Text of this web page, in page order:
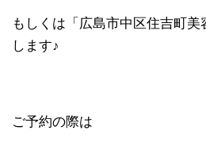
もしくは「広島市中区住吉町
します♪
ご予約の際は